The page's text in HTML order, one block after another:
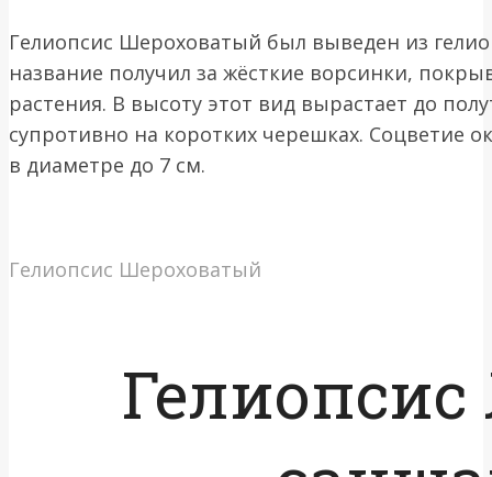
Гелиопсис Шероховатый был выведен из
название получил за жёсткие ворсинки,
растения. В высоту этот вид вырастает до
супротивно на коротких черешках. Соцветие
в диаметре до 7 см.
Гелиопсис Шероховатый